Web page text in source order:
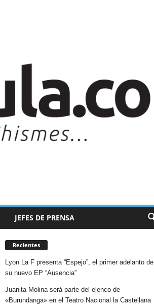
JEFES DE PRENSA
Recientes
Lyon La F presenta “Espejo”, el primer adelanto de
su nuevo EP “Ausencia”
Juanita Molina será parte del elenco de
«Burundanga» en el Teatro Nacional la Castellana